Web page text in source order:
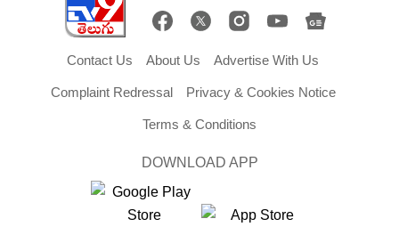
Contact Us About Us Advertise With Us
Complaint Redressal Privacy & Cookies Notice
Terms & Conditions
DOWNLOAD APP